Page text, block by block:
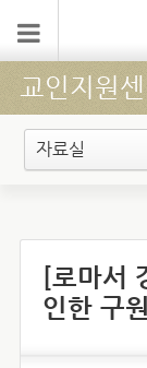
교인지원센
자료실
[로마서
인한 구